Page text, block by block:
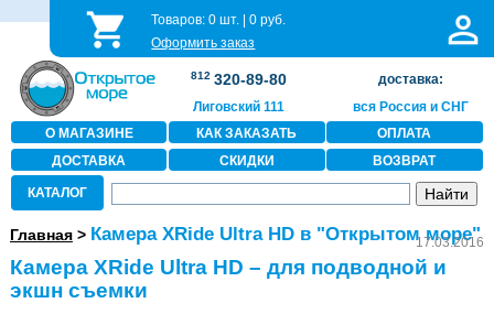
Товаров:0 шт. |0 руб.
Оформить заказ
812 320-89-80
Лиговский 111
доставка:
вся Россия и СНГ
О МАГАЗИНЕ
КАК ЗАКАЗАТЬ
ОПЛАТА
ДОСТАВКА
СКИДКИ ВОЗВРАТ
КАТАЛОГ
Главная> Камера XRide Ultra HD в "Открытом море"
17.03.2016
Камера XRide Ultra HD – для подводной и
экшн съемки